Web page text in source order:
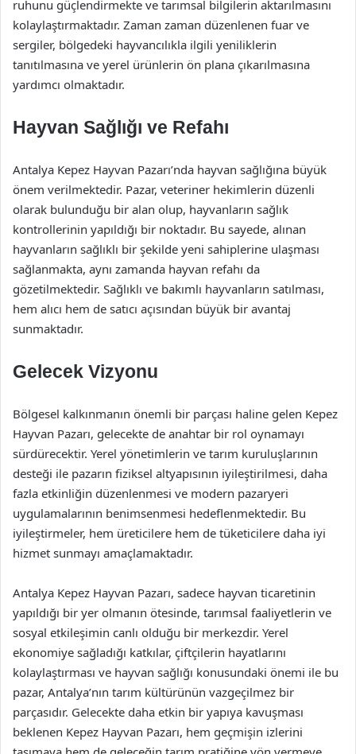
ruhunu güçlendirmekte ve tarımsal bilgilerin aktarılmasını
kolaylaştırmaktadır. Zaman zaman düzenlenen fuar ve
sergiler, bölgedeki hayvancılıkla ilgili yeniliklerin
tanıtılmasına ve yerel ürünlerin ön plana çıkarılmasına
yardımcı olmaktadır.
Hayvan Sağlığı ve Refahı
Antalya Kepez Hayvan Pazarı’nda hayvan sağlığına büyük
önem verilmektedir. Pazar, veteriner hekimlerin düzenli
olarak bulunduğu bir alan olup, hayvanların sağlık
kontrollerinin yapıldığı bir noktadır. Bu sayede, alınan
hayvanların sağlıklı bir şekilde yeni sahiplerine ulaşması
sağlanmakta, aynı zamanda hayvan refahı da
gözetilmektedir. Sağlıklı ve bakımlı hayvanların satılması,
hem alıcı hem de satıcı açısından büyük bir avantaj
sunmaktadır.
Gelecek Vizyonu
Bölgesel kalkınmanın önemli bir parçası haline gelen Kepez
Hayvan Pazarı, gelecekte de anahtar bir rol oynamayı
sürdürecektir. Yerel yönetimlerin ve tarım kuruluşlarının
desteği ile pazarın fiziksel altyapısının iyileştirilmesi, daha
fazla etkinliğin düzenlenmesi ve modern pazaryeri
uygulamalarının benimsenmesi hedeflenmektedir. Bu
iyileştirmeler, hem üreticilere hem de tüketicilere daha iyi
hizmet sunmayı amaçlamaktadır.
Antalya Kepez Hayvan Pazarı, sadece hayvan ticaretinin
yapıldığı bir yer olmanın ötesinde, tarımsal faaliyetlerin ve
sosyal etkileşimin canlı olduğu bir merkezdir. Yerel
ekonomiye sağladığı katkılar, çiftçilerin hayatlarını
kolaylaştırması ve hayvan sağlığı konusundaki önemi ile bu
pazar, Antalya’nın tarım kültürünün vazgeçilmez bir
parçasıdır. Gelecekte daha etkin bir yapıya kavuşması
beklenen Kepez Hayvan Pazarı, hem geçmişin izlerini